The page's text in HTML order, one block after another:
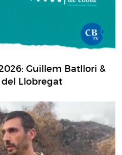
Guillem Batllori &
Llobregat